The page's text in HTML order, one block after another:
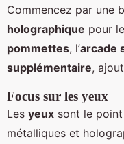
Commencez par une
holographique pour le
pommettes, l’arcade
supplémentaire,
Focus sur les yeux
Les yeux sont le
métalliques et